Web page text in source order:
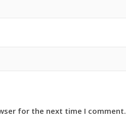
for the next time I comment.